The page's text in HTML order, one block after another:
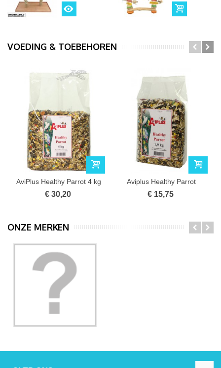
VOEDING & TOEBEHOREN
AviPlus Healthy Parrot 4 kg
€ 30,20
Aviplus Healthy Parrot
1,9kg
€ 15,75
ONZE MERKEN